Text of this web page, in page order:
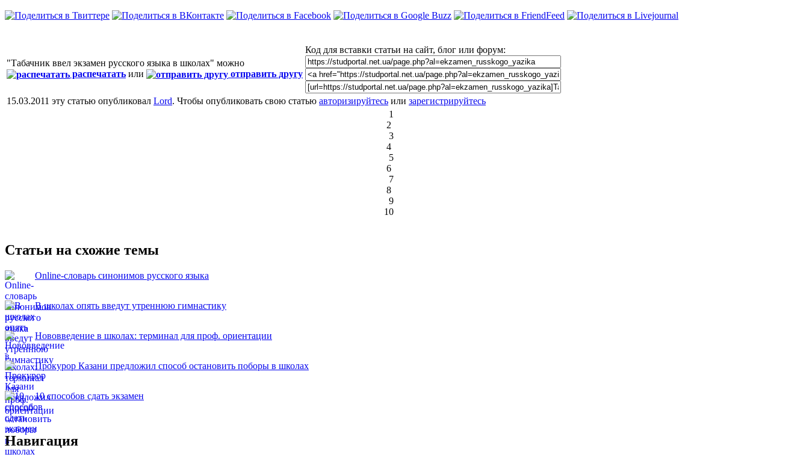
"Табачник ввел экзамен русского языка в школах" можно
распечатать или отправить другу
Код для вставки статьи на сайт, блог или форум:
15.03.2011 эту статью опубликовал Lord. Чтобы опубликовать свою статью авторизируйтесь или зарегистрируйтесь
1
2
3
4
5
6
7
8
9
10
Статьи на схожие темы
Online-словарь синонимов русского языка
В школах опять введут утреннюю гимнастику
Нововведение в школах: терминал для проф. ориентации
Прокурор Казани предложил способ остановить поборы в школах
10 способов сдать экзамен
Навигация